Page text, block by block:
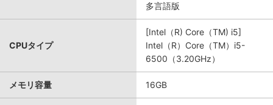
多言語版
CPUタイプ
[Intel（R) Core（TM) i5]
Intel（R）Core（TM）i5-
6500（3.20GHz）
メモリ容量 16GB